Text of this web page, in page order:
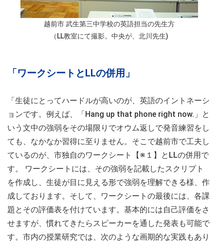
越前市 武生第三中学校の英語担当の先生方
（LL教室にて撮影。中央が、北川先生)
「ワークシートとLLの併用」
「生徒にとってハードルが高いのが、英語のイントネーシ
ョンです。例えば、「Hang up that phone right now.」と
いう文中の強弱をその場限りでオウム返しで発音練習をし
ても、なかなか習得に至りません。そこで越前市で工夫し
ているのが、市独自のワークシート【※１】とLLの併用で
す。 ワークシートには、その強弱を記載したスクリプト
を作成し、生徒が目に見える形で強弱を理解できる様、作
成しております。そして、ワークシートの最後には、各課
題とその評価表を付けています。基本的には自己評価をさ
せますが、慣れてきたらスピーカーを通した発表も可能で
す。市内の授業研究では、次のような画期的な実践もあり